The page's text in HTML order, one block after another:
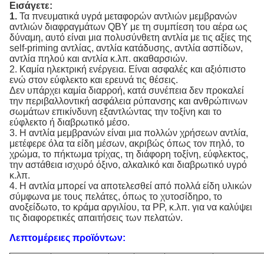
Εισάγετε:
1. Τα πνευματικά υγρά μεταφορών αντλιών μεμβρανών
αντλιών διαφραγμάτων QBY με τη συμπίεση του αέρα ως
δύναμη, αυτό είναι μια πολυσύνθετη αντλία με τις αξίες της
self-priming αντλίας, αντλία κατάδυσης, αντλία ασπίδων,
αντλία πηλού και αντλία κ.λπ. ακαθαρσιών.
2. Καμία ηλεκτρική ενέργεια. Είναι ασφαλές και αξιόπιστο
ενώ στον εύφλεκτο και ερευνά τις θέσεις.
Δεν υπάρχει καμία διαρροή, κατά συνέπεια δεν προκαλεί
την περιβαλλοντική ασφάλεια ρύπανσης και ανθρώπινων
σωμάτων επικίνδυνη εξαντλώντας την τοξίνη και το
εύφλεκτο ή διαβρωτικό μέσο.
3. Η αντλία μεμβρανών είναι μια πολλών χρήσεων αντλία,
μετέφερε όλα τα είδη μέσων, ακριβώς όπως τον πηλό, το
χρώμα, το πήκτωμα τρίχας, τη διάφορη τοξίνη, εύφλεκτος,
την αστάθεια ισχυρό όξινο, αλκαλικό και διαβρωτικό υγρό
κ.λπ.
4. Η αντλία μπορεί να αποτελεσθεί από πολλά είδη υλικών
σύμφωνα με τους πελάτες, όπως το χυτοσίδηρο, το
ανοξείδωτο, το κράμα αργιλίου, τα PP, κ.λπ. για να καλύψει
τις διαφορετικές απαιτήσεις των πελατών.
Λεπτομέρειες προϊόντων: